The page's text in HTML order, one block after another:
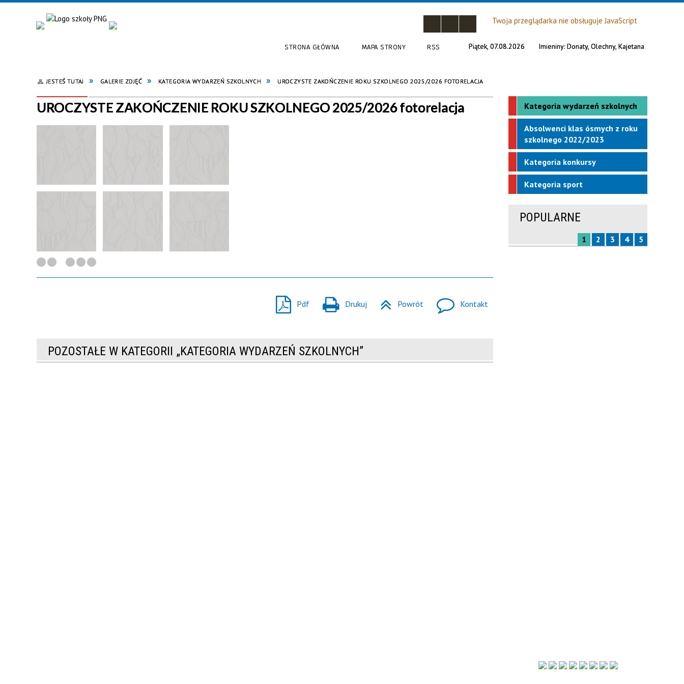
Twoja przeglądarka nie obsługuje JavaScript
STRONA GŁÓWNA MAPA STRONY RSS Piątek, 07.08.2026 Imieniny: Donaty, Olechny, Kajetana
JESTEŚ TUTAJ GALERIE ZDJĘĆ KATEGORIA WYDARZEŃ SZKOLNYCH UROCZYSTE ZAKOŃCZENIE ROKU SZKOLNEGO 2025/2026 FOTORELACJA
UROCZYSTE ZAKOŃCZENIE ROKU SZKOLNEGO 2025/2026 fotorelacja
Pdf Drukuj Powrót Kontakt
POZOSTAŁE W KATEGORII „KATEGORIA WYDARZEŃ SZKOLNYCH”
Kategoria wydarzeń szkolnych
Absolwenci klas ósmych z roku
szkolnego 2022/2023
Kategoria konkursy
Kategoria sport
POPULARNE
1 2 3 4 5